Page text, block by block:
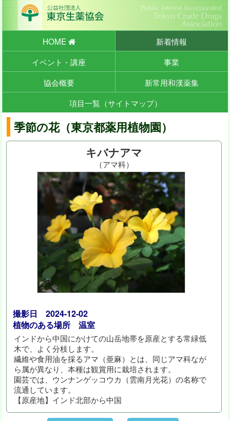
HOME
新着情報
イベント・講座
事業
協会概要
新常用和漢薬集
項目一覧（サイトマップ）
季節の花（東京都薬用植物園）
キバナアマ
（アマ科）
撮影日 2024-12-02
植物のある場所 温室
インドから中国にかけての山岳地帯を原産とする常緑低
木で、よく分枝します。
繊維や食用油を採るアマ（亜麻）とは、同じアマ科なが
ら属が異なり、本種は観賞用に栽培されます。
園芸では、ウンナンゲッコウカ（雲南月光花）の名称で
流通しています。
【原産地】インド北部から中国